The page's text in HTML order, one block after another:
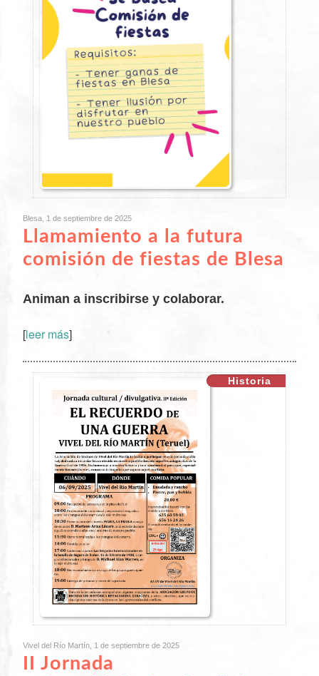
XX
Blesa, 1 de septiembre de 2025
Llamamiento a la futura
comisión de fiestas de Blesa
Animan a inscribirse y colaborar.
[leer más]
Historia
Vivel del Río Martín, 1 de septiembre de 2025
II Jornada